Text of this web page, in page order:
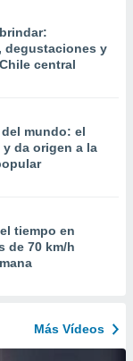
degustaciones y
central
mundo: el
da origen a la
tiempo en
de 70 km/h
Más Vídeos